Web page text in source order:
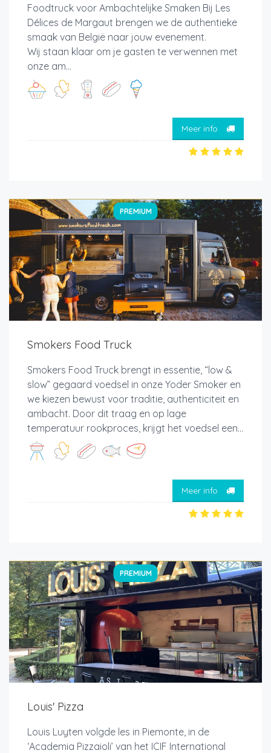
Foodtruck voor Ambachtelijke Smaken Bij Les
Délices de Margaut brengen we de authentieke
smaak van België naar jouw evenement.
Wij staan klaar om je gasten te verwennen met
onze am...
Meer info
PREMIUM
Smokers Food Truck
Smokers Food Truck brengt in essentie, “low &
slow” gegaard voedsel in onze Yoder Smoker en
we kiezen bewust voor traditie, authenticiteit en
ambacht. Door dit traag en op lage
temperatuur rookproces, krijgt het voedsel een...
Meer info
PREMIUM
Louis' Pizza
Louis Luyten volgde les in Piemonte, in de
‘Academia Pizzaioli’ van het ICIF International